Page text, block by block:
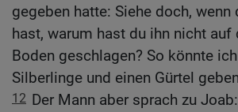
gegeben hatte: Siehe doch, wenn
hast, warum hast du ihn nicht auf
Boden geschlagen? So könnte
Silberlinge und einen Gürtel
12 Der Mann aber sprach zu